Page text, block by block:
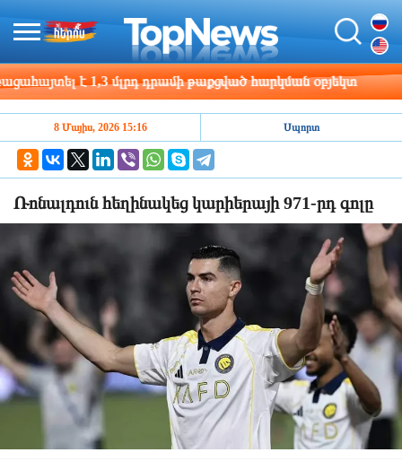
է 1,3 մլրդ դրամի թաքցված հարկման օբյեկտ
8 Մայիս, 2026 15:16 Սպորտ
Ռոնալդուն հեղինակեց կարիերայի 971-րդ գոլը